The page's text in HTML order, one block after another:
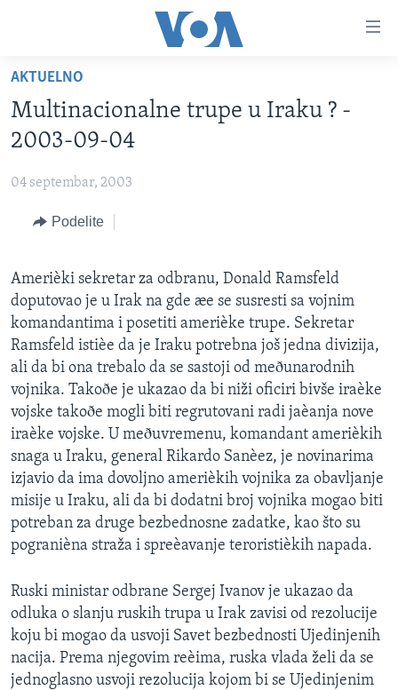
glavni
sadržaj
Idi
na
glavnu
navigaciju
NASLOVNA
BALKAN
GLOBALNE TEME
NAUKA I TEHNOLOGIJA
MEDICINA
KULTURA
DRUŠTVO
SPORT
INTERVJU
OTVORENI STUDIO
IZ AMERIKE
Jezici
AKTUELNO
Multinacionalne trupe u Iraku ? -
2003-09-04
04 septembar, 2003
Podelite
Amerièki sekretar za odbranu, Donald Ramsfeld
doputovao je u Irak na gde æe se susresti sa vojnim
komandantima i posetiti amerièke trupe. Sekretar
Ramsfeld istièe da je Iraku potrebna još jedna divizija,
ali da bi ona trebalo da se sastoji od meðunarodnih
vojnika. Takoðe je ukazao da bi niži oficiri bivše iraèke
vojske takoðe mogli biti regrutovani radi jaèanja nove
iraèke vojske. U meðuvremenu, komandant amerièkih
snaga u Iraku, general Rikardo Sanèez, je novinarima
izjavio da ima dovoljno amerièkih vojnika za obavljanje
misije u Iraku, ali da bi dodatni broj vojnika mogao biti
potreban za druge bezbednosne zadatke, kao što su
pogranièna straža i spreèavanje teroristièkih napada.
Ruski ministar odbrane Sergej Ivanov je ukazao da
odluka o slanju ruskih trupa u Irak zavisi od rezolucije
koju bi mogao da usvoji Savet bezbednosti Ujedinjenih
nacija. Prema njegovim reèima, ruska vlada želi da se
jednoglasno usvoji rezolucija kojom bi se Ujedinjenim